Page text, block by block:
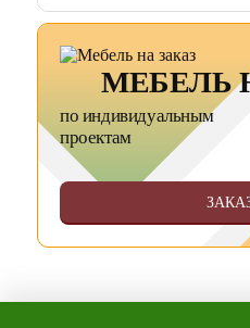
МЕБЕЛЬ
по индивидуальным
проектам